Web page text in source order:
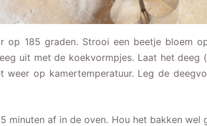
op 185 graden. Strooi een beetje bloem
uit met de koekvormpjes. Laat het deeg
weer op kamertemperatuur. Leg de
minuten af in de oven. Hou het bakken